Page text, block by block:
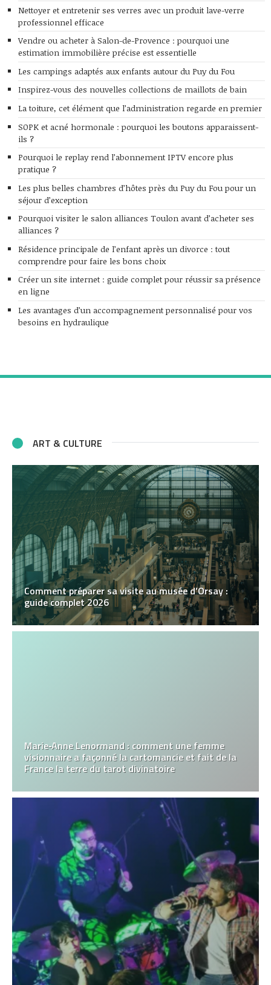
Nettoyer et entretenir ses verres avec un produit lave-verre
professionnel efficace
Vendre ou acheter à Salon-de-Provence : pourquoi une
estimation immobilière précise est essentielle
Les campings adaptés aux enfants autour du Puy du Fou
Inspirez-vous des nouvelles collections de maillots de bain
La toiture, cet élément que l’administration regarde en premier
SOPK et acné hormonale : pourquoi les boutons apparaissent-
ils ?
Pourquoi le replay rend l’abonnement IPTV encore plus
pratique ?
Les plus belles chambres d’hôtes près du Puy du Fou pour un
séjour d’exception
Pourquoi visiter le salon alliances Toulon avant d’acheter ses
alliances ?
Résidence principale de l’enfant après un divorce : tout
comprendre pour faire les bons choix
Créer un site internet : guide complet pour réussir sa présence
en ligne
Les avantages d’un accompagnement personnalisé pour vos
besoins en hydraulique
ART & CULTURE
Comment préparer sa visite au musée d’Orsay :
guide complet 2026
Marie‑Anne Lenormand : comment une femme
visionnaire a façonné la cartomancie et fait de la
France la terre du tarot divinatoire